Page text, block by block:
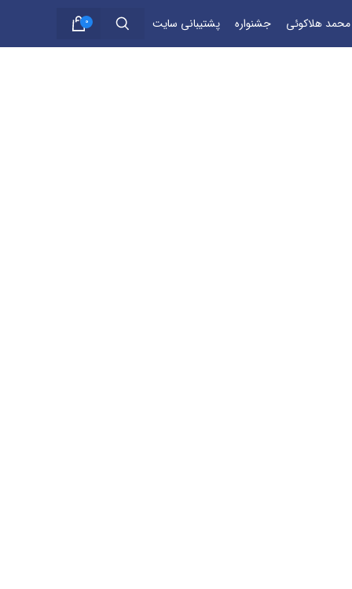
محمد هلاکوئی جشنواره پشتیبانی سایت 0